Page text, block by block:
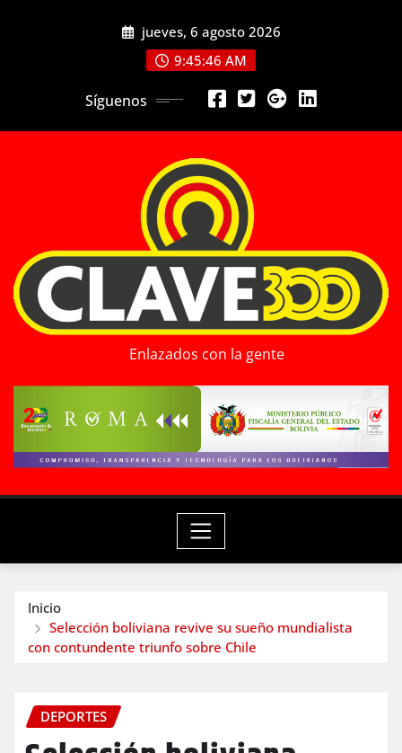
jueves, 6 agosto 2026
9:45:48 AM
Síguenos
Enlazados con la gente
Inicio
Selección boliviana revive su sueño mundialista
con contundente triunfo sobre Chile
DEPORTES